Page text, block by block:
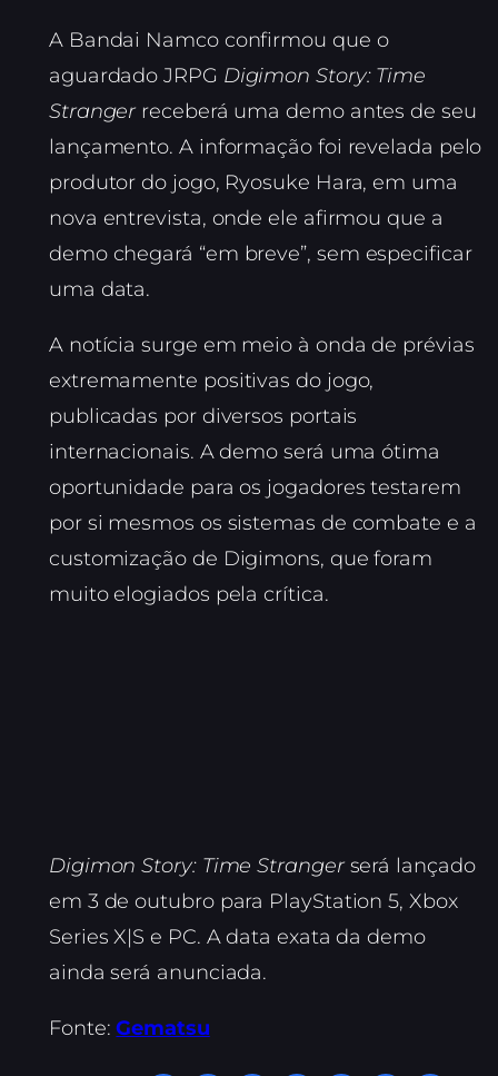
A Bandai Namco confirmou que o
aguardado JRPG Digimon Story: Time
Strangerreceberá uma demo antes de seu
lançamento. A informação foi revelada pelo
produtor do jogo, Ryosuke Hara, em uma
nova entrevista, onde ele afirmou que a
demo chegará “em breve”, sem especificar
uma data.
A notícia surge em meio à onda de prévias
extremamente positivas do jogo,
publicadas por diversos portais
internacionais. A demo será uma ótima
oportunidade para os jogadores testarem
por si mesmos os sistemas de combate e a
customização de Digimons, que foram
muito elogiados pela crítica.
Digimon Story: Time Strangerserá lançado
em 3 de outubro para PlayStation 5, Xbox
Series X|S e PC. A data exata da demo
ainda será anunciada.
Fonte:Gematsu